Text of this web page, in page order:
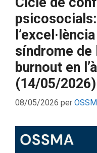
síndrome de
burnout en
(14/05/2026)
08/05/2026 per